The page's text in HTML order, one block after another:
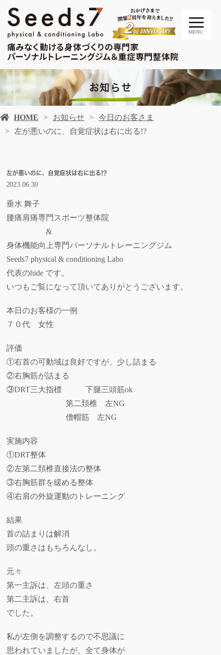
MENU
お知らせ
HOME お知らせ
今日のお客さま
左が悪いのに、自覚症状は右に出る!?
左が悪いのに、自覚症状は右に出る!?
2023.06.30
垂水 舞子
腰痛肩痛専門スポーツ整体院
&
身体機能向上専門パーソナルトレーニングジム
Seeds7 physical & conditioning Labo
代表のhide です。
いつもご覧になって頂いてありがとうございます。
本日のお客様の一例
７０代 女性
評価
①右首の可動域は良好ですが、少し詰まる
②右胸筋が詰まる
③DRT三大指標 下腿三頭筋ok
第二頚椎 左NG
僧帽筋 左NG
実施内容
①DRT整体
②左第二頚椎直接法の整体
③右胸筋群を緩める整体
④右肩の外旋運動のトレーニング
結果
首の詰まりは解消
頭の重さはもちろんなし。
元々
第一主訴は、左頭の重さ
第二主訴は、右首
でした。
私が左側を調整するので不思議に
思われていましたが、全て身体が